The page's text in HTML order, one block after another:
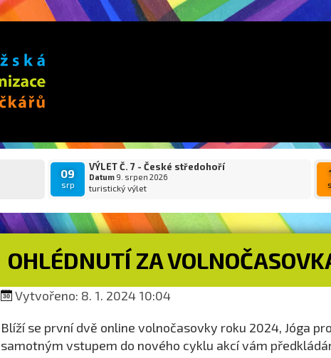
09
srp
VÝLET Č. 7 - České středohoří
Datum 9. srpen 2026
turistický výlet
OHLÉDNUTÍ ZA
Vytvořeno: 8. 1. 2024 10:04
Blíží se první dvě online volnočasovky roku 2024, Jóga
samotným vstupem do nového cyklu akcí vám